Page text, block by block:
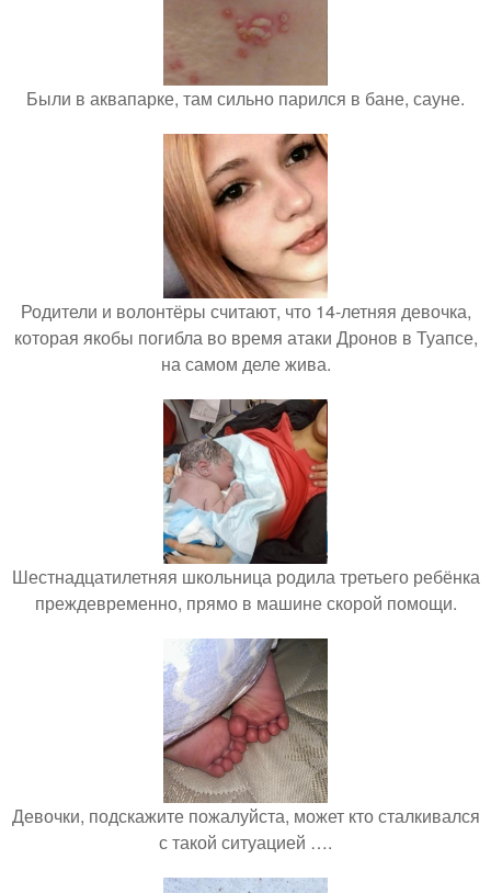
Были в аквапарке, там сильно парился в бане, сауне.
Родители и волонтёры считают, что 14-летняя девочка,
которая якобы погибла во время атаки Дронов в Туапсе,
на самом деле жива.
Шестнадцатилетняя школьница родила третьего ребёнка
преждевременно, прямо в машине скорой помощи.
Девочки, подскажите пожалуйста, может кто сталкивался
с такой ситуацией ….